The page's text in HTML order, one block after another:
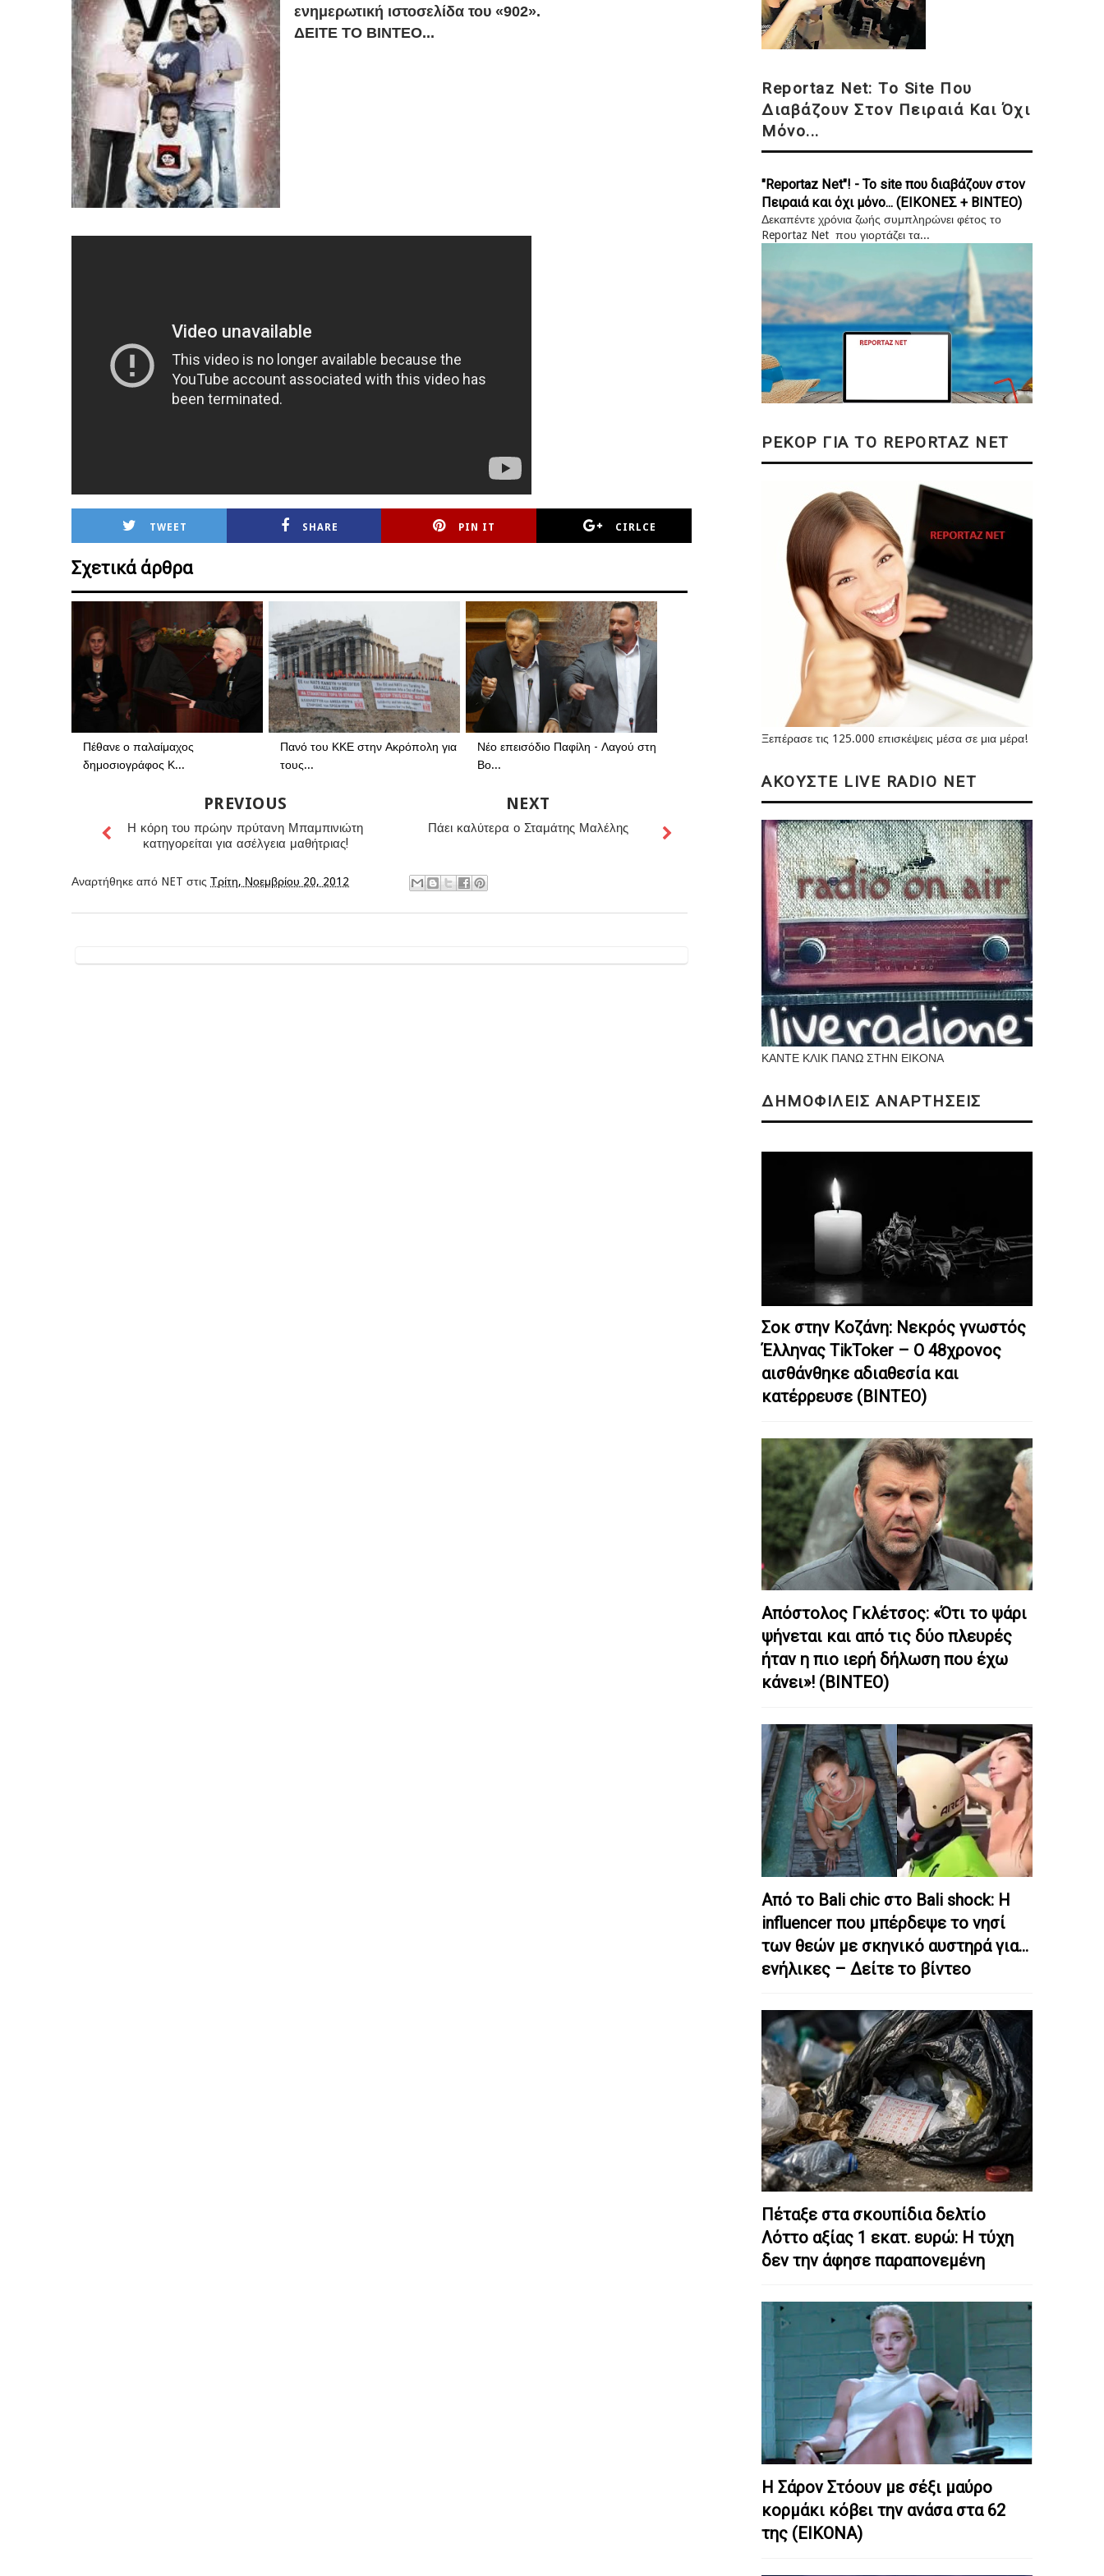
ενημερωτική ιστοσελίδα του «902».
ΔΕΙΤΕ ΤΟ ΒΙΝΤΕΟ...
TWEET SHARE PIN IT CIRLCE
Σχετικά άρθρα
Πέθανε ο παλαίμαχος
δημοσιογράφος Κ...
Πανό του ΚΚΕ στην Ακρόπολη για
τους...
Νέο επεισόδιο Παφίλη - Λαγού στη
Βο...
NEXT
Πάει καλύτερα ο Σταμάτης Μαλέλης
PREVIOUS
Η κόρη του πρώην πρύτανη Μπαμπινιώτη
κατηγορείται για ασέλγεια μαθήτριας!
Αναρτήθηκε από NET στις Τρίτη, Νοεμβρίου 20, 2012
Reportaz Net: Το Site Που
Διαβάζουν Στον Πειραιά Και Όχι
Μόνο...
"Reportaz Net"! - Το site που διαβάζουν στον
Πειραιά και όχι μόνο... (ΕΙΚΟΝΕΣ + ΒΙΝΤΕΟ)
Δεκαπέντε χρόνια ζωής συμπληρώνει φέτος το
Reportaz Net που γιορτάζει τα...
ΡΕΚΟΡ ΓΙΑ ΤΟ REPORTAZ NET
Ξεπέρασε τις 125.000 επισκέψεις μέσα σε μια μέρα!
ΑΚΟΥΣΤΕ LIVE RADIO NET
ΚΑΝΤΕ ΚΛΙΚ ΠΑΝΩ ΣΤΗΝ ΕΙΚΟΝΑ
ΔΗΜΟΦΙΛΕΙΣ ΑΝΑΡΤΗΣΕΙΣ
Σοκ στην Κοζάνη: Nεκρός γνωστός
Έλληνας TikToker – Ο 48χρονος
αισθάνθηκε αδιαθεσία και
κατέρρευσε (ΒΙΝΤΕΟ)
Απόστολος Γκλέτσος: «Ότι το ψάρι
ψήνεται και από τις δύο πλευρές
ήταν η πιο ιερή δήλωση που έχω
κάνει»! (ΒΙΝΤΕΟ)
Από το Bali chic στο Bali shock: Η
influencer που μπέρδεψε το νησί
των θεών με σκηνικό αυστηρά για…
ενήλικες – Δείτε το βίντεο
Πέταξε στα σκουπίδια δελτίο
Λόττο αξίας 1 εκατ. ευρώ: Η τύχη
δεν την άφησε παραπονεμένη
Η Σάρον Στόουν με σέξι μαύρο
κορμάκι κόβει την ανάσα στα 62
της (ΕΙΚΟΝΑ)